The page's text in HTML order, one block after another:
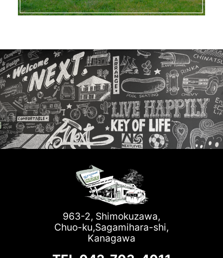
963-2, Shimokuzawa,
Chuo-ku,Sagamihara-shi,
Kanagawa